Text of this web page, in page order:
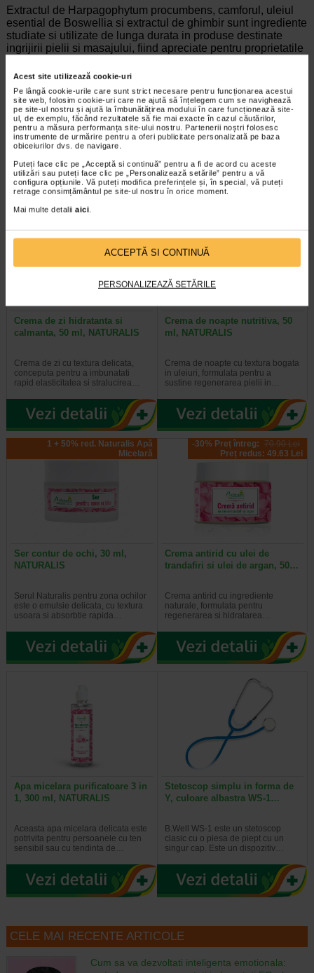
Acest site utilizează cookie-uri
Pe lângă cookie-urile care sunt strict necesare pentru funcționarea acestui
site web, folosim cookie-uri care ne ajută să înțelegem cum se navighează
pe site-ul nostru și ajută la îmbunătățirea modului în care funcționează site-
ul, de exemplu, făcând rezultatele să fie mai exacte în cazul căutărilor,
pentru a măsura performanța site-ului nostru. Partenerii noștri folosesc
instrumente de urmărire pentru a oferi publicitate personalizată pe baza
obiceiurilor dvs. de navigare.
Puteți face clic pe „Acceptă si continuă” pentru a fi de acord cu aceste
utilizări sau puteți face clic pe „Personalizează setările” pentru a vă
configura opțiunile. Vă puteți modifica preferințele și, în special, vă puteți
retrage consimțământul pe site-ul nostru în orice moment.
Mai multe detalii aici
ACCEPTĂ SI CONTINUĂ
PERSONALIZEAZĂ SETĂRILE
Extractul de Harpagophytum procumbens, camforul, uleiul
esential de Boswellia si extractul de ghimbir sunt ingrediente
studiate si utilizate de lunga durata in produse destinate
ingrijirii pielii si masajului, fiind apreciate pentru proprietatile
Brand: NATURALIS
*Pentru pret te asteptam in cea mai apropiata farmacie Catena
VEZI PRODUSE DIN ACEEASI CATEGORIE
-30% Preț întreg:
Crema de zi hidratanta si
calmanta, 50 ml, NATURALIS
Crema de zi cu textura delicata,
conceputa pentru a imbunatati
rapid elasticitatea si stralucirea…
Crema de noapte nutritiva, 50
ml, NATURALIS
Crema de noapte cu textura bogata
in uleiuri, formulata pentru a
sustine regenerarea pielii in…
1 + 50% red. Naturalis Apă
Micelară
Ser contur de ochi, 30 ml,
NATURALIS
Serul Naturalis pentru zona ochilor
este o emulsie delicata, cu textura
usoara si absorbtie rapida…
-30% Preț întreg: 70.90 Lei
Preț redus: 49.63 Lei
Crema antirid cu ulei de
trandafiri si ulei de argan, 50…
Crema antirid cu ingrediente
naturale, formulata pentru
regenerarea si hidratarea…
Apa micelara purificatoare 3 in
1, 300 ml, NATURALIS
Aceasta apa micelara delicata este
potrivita pentru persoanele cu ten
sensibil sau cu tendinta de…
Stetoscop simplu in forma de
Y, culoare albastra WS-1…
B.Well WS-1 este un stetoscop
clasic cu o piesa de piept cu un
singur cap. Este un dispozitiv…
CELE MAI RECENTE ARTICOLE
Cum sa va dezvoltati inteligenta emotionala: